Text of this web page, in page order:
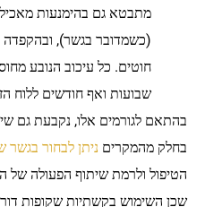
מתבטא גם בהימנעות
(כשמדובר בגשר),
חוטים. כל עיכוב הנובע
שבועות ואף חודשים ללוח
בהתאם לגורמים אלו, נקבעת גם
בחלק מהמקרים ניתן לבחור בגשר
הטיפול ולרמת שיתוף הפעולה של
שכן השימוש בקשתיות שקופות